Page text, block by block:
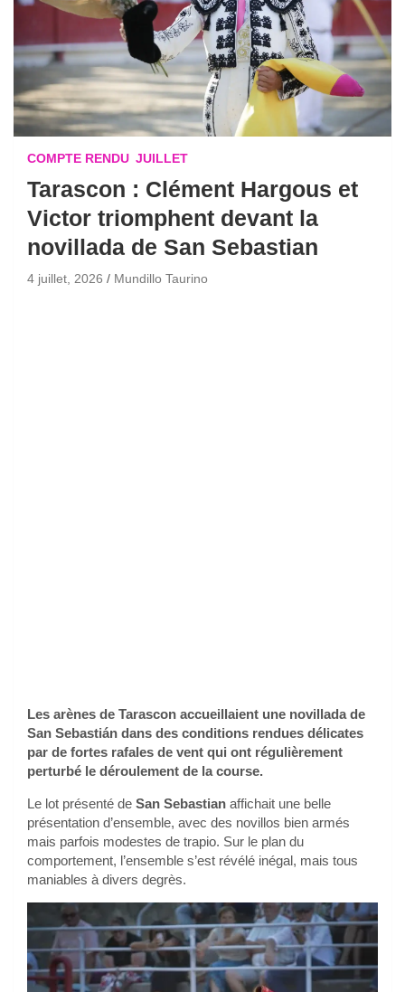
COMPTE RENDU JUILLET
Tarascon : Clément Hargous et
Victor triomphent devant la
novillada de San Sebastian
4 juillet, 2026 Mundillo Taurino
Les arènes de Tarascon accueillaient une novillada de
San Sebastián dans des conditions rendues délicates
par de fortes rafales de vent qui ont régulièrement
perturbé le déroulement de la course.
Le lot présenté de San Sebastian affichait une belle
présentation d’ensemble, avec des novillos bien armés
mais parfois modestes de trapio. Sur le plan du
comportement, l’ensemble s’est révélé inégal, mais tous
maniables à divers degrès.